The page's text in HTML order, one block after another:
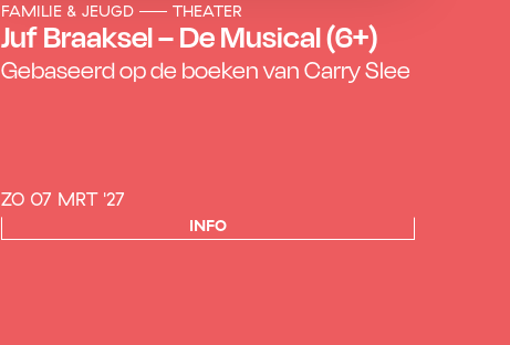
FAMILIE & JEUGD THEATER
Juf Braaksel – De Musical (6+)
Gebaseerd op de boeken van Carry Slee
ZO 07 MRT '27
INFO